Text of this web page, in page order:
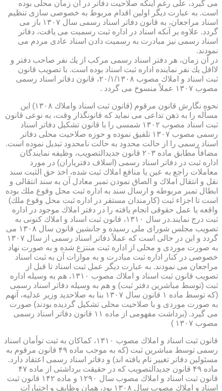
می گیرد، علی رغم اینكه صلاحیت دفاتر در آن زمان محلی بوده
است. به عبارت دیگر اولین اقدام مربوط به خصوصی سازی تنظیم
اسناد مراجعان، به قانون دفاتر اسناد رسمی سال ۱۳۰۷ باز می
گردد. علاوه بر آنكه اسناد در اداره ثبت رسمیت می یافت، دفاتر
اسناد رسمی نیز مبادرت به رسمیت دادن اسناد عادی مردم می
نمودند.
در آن زمان، هر دفتر اسناد رسمی مركب از یك نفر صاحب دفتر و
لااقل یك نفر نماینده اداره ثبت اسناد بوده است. با تصویب قانون
ثبت اسناد و املاك مصوب ۲۰/۱/۱۳۰۸، قانون دفاتر اسناد رسمی
مصوب ۱۳۰۷ عملاً منسوخ می گردد .
نحوه نگارش قانون مرقوم (قانون ثبت اسناد واملاك ۱۳۰۸) این
مسأله را به ذهن تداعی می نماید كه قانونگذار وقت، به نوعی قانون
ثبت اسناد مصوب ۱۳۰۲ شمسی را با قانون تشكیل دفاتر اسناد
رسمی مصوب ۱۳۰۷ تلفیق نموده و حوزه صلاحیت محلی دفاتر
اسناد رسمی را از حالت محدود به حالت نامحدود تبدیل نموده است.
مضافاً مطابق ماده ۲۰۳ قانون جدیدالتصویب، وظیفه نمایندگان
اداره ثبت در دفاتر اسناد رسمی (اسلاف دفتریاران) در مورد
معاملات راجع به عین یا منافع املاك ثبت شده، اخذ حق الثبت سند
نقل و انتقال املاك و الصاق نمودن تمبر معادل آن به سند انتقالی و
ابطال تمبر مربوطه و ارسال سند به اداره ثبت محل وقوع ملك بوده
است تا اجزاء ثبت (كارمندان مستقر در اداره ثبت محل وقوع ملك)
واقعه یا عمل حقوقی انجام یافته را در دفتر املاك موجود در اداره
ثبت درج نمایند.در سال ۱۳۱۰، قانون ثبت اسناد و املاك كنونی به
تصویب مجلس شورای ملی رسیده و جانشین قانون سال ۱۳۰۸ می
گردد و این در حالی است كه عملاً دفاتر اسناد رسمی از سال ۱۳۰۷
به صورت موردی و محلی از اداره ثبت منتزع شده و به صورت نهاد
خصوصی در كنار اداره ثبت مبادرت و به موازات آن به ثبت اسناد
مراجعان می نمودند. به عبارت دیگر عمل ثبت اسناد تا قبل از
تصویب قانون ثبت اسناد و املاك مصوب ۱۳۱۰، هم به وسیله اداره
ثبت (توسط مباشرین دفتر ثبت) و هم به وسیله دفاتر اسناد رسمی
(كه توسط ماده ۱ قانون سال ۱۳۰۷ بنا به صلاحدید وزیر عدلیه، آنهم
به صورت موردی و با صلاحیت محلی تشكیل گردیده بودند) صورت
می گیرد. (برداشت مفهومی از ماده ۱۱ قانون دفاتر اسناد رسمی
مصوب ۱۳۰۷ )
قانون ثبت اسناد و املاك مصوب ۱۳۱۰، كماكان به ثبت توأمان اسناد
رسمی توسط مباشرین ثبت (كه به موجب ماده ۴۹ قانون مرقوم به
مسئولین دفاتر تغییر نام یافته اند) و دفاتر اسناد رسمی اعتقاد دارد.
ماده ۴۹ قانون جدیدالتصویب كه در حقیقت برداشتی از ماده ۴۷
قانون ثبت اسناد و املاك مصوب سال ۱۲۹۰ و ماده ۱۴۲ قانون ثبت
اسناد و املاك مصوب سال ۱۳۰۸ بود، همان وظایف و اختیارات